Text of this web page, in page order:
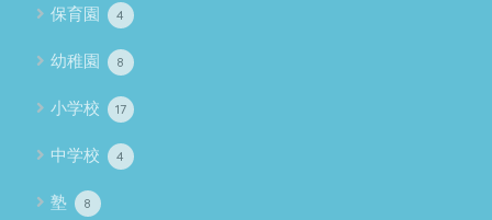
保育園 4
幼稚園 8
小学校 17
中学校 4
塾 8